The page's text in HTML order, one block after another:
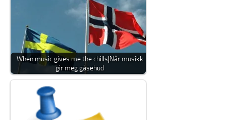
When music gives me the chills|Når musikk
gir meg gåsehud